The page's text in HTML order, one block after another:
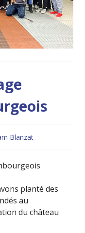
Blanzat
planté des
au
du château